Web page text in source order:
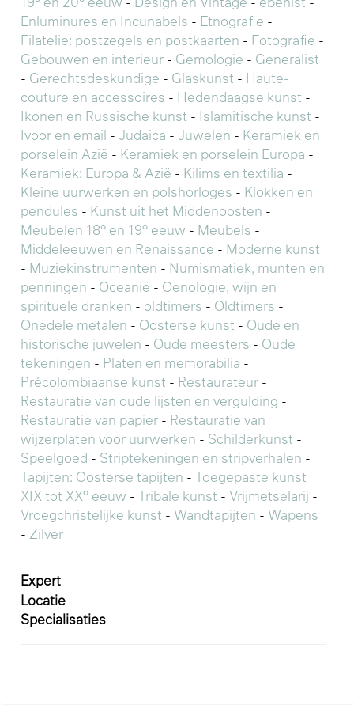
Enluminures en Incunabels - Etnografie -
Filatelie: postzegels en postkaarten - Fotografie -
Gebouwen en interieur - Gemologie - Generalist
- Gerechtsdeskundige - Glaskunst - Haute-
couture en accessoires - Hedendaagse kunst -
Ikonen en Russische kunst - Islamitische kunst -
Ivoor en email - Judaica - Juwelen - Keramiek en
porselein Azië - Keramiek en porselein Europa -
Keramiek: Europa & Azië - Kilims en textilia -
Kleine uurwerken en polshorloges - Klokken en
pendules - Kunst uit het Middenoosten -
Meubelen 18° en 19° eeuw - Meubels -
Middeleeuwen en Renaissance - Moderne kunst
- Muziekinstrumenten - Numismatiek, munten en
penningen - Oceanië - Oenologie, wijn en
spirituele dranken - oldtimers - Oldtimers -
Onedele metalen - Oosterse kunst - Oude en
historische juwelen - Oude meesters - Oude
tekeningen - Platen en memorabilia -
Précolombiaanse kunst - Restaurateur -
Restauratie van oude lijsten en vergulding -
Restauratie van papier - Restauratie van
wijzerplaten voor uurwerken - Schilderkunst -
Speelgoed - Striptekeningen en stripverhalen -
Tapijten: Oosterse tapijten - Toegepaste kunst
XIX tot XX° eeuw - Tribale kunst - Vrijmetselarij -
Vroegchristelijke kunst - Wandtapijten - Wapens
- Zilver
Expert
Locatie
Specialisaties